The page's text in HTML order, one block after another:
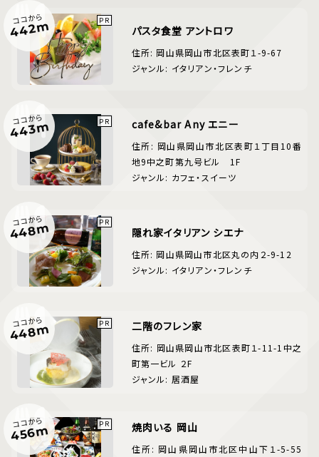
ココから
442m パスタ食堂 アントロワ
住所: 岡山県岡山市北区表町１-9-67
ジャンル: イタリアン・フレンチ
ココから
443m cafe&bar Any エニー
住所: 岡山県岡山市北区表町１丁目10番
地9中之町第九号ビル 1F
ジャンル: カフェ・スイーツ
ココから
448m 隠れ家イタリアン シエナ
住所: 岡山県岡山市北区丸の内２-9-12
ジャンル: イタリアン・フレンチ
ココから
448m 二階のフレン家
住所: 岡山県岡山市北区表町１-11-1中之
町第一ビル ２F
ジャンル: 居酒屋
ココから
456m 焼肉いる 岡山
住所: 岡山県岡山市北区中山下１-5-55